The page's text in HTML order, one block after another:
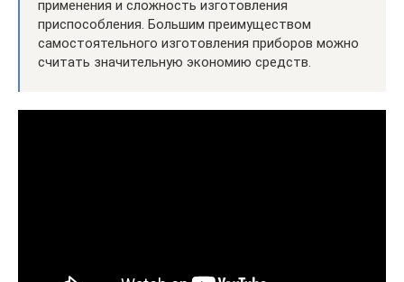
применения и сложность изготовления
приспособления. Большим преимуществом
самостоятельного изготовления приборов можно
считать значительную экономию средств.